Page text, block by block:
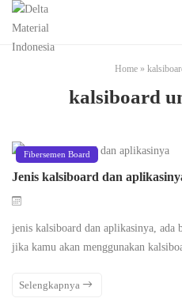
Home»
kalsiboard
Fibersemen Board
Jenis kalsiboard dan
jenis kalsiboard dan aplikasinya, ada
jika kamu akan menggunakan
Selengkapnya